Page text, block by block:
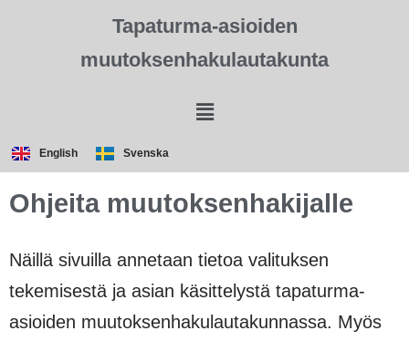
Tapaturma-asioiden
muutoksenhakulautakunta
English Svenska
Ohjeita muutoksenhakijalle
Näillä sivuilla annetaan tietoa valituksen
tekemisestä ja asian käsittelystä tapaturma-
asioiden muutoksenhakulautakunnassa. Myös